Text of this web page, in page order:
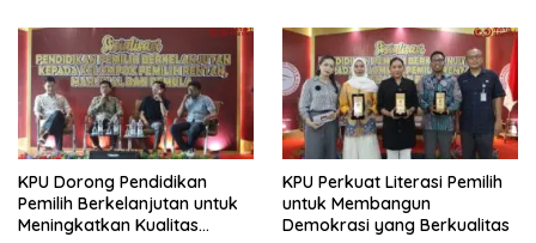
KPU Dorong Pendidikan
Pemilih Berkelanjutan untuk
Meningkatkan Kualitas
KPU Perkuat Literasi Pemilih
untuk Membangun
Demokrasi yang Berkualitas